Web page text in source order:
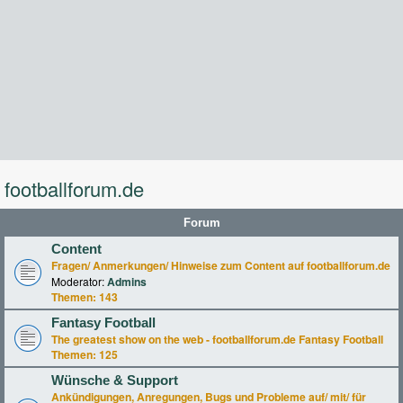
footballforum.de
Forum
Content
Fragen/ Anmerkungen/ Hinweise zum Content auf footballforum.de
Moderator:Admins
Themen: 143
Fantasy Football
The greatest show on the web - footballforum.de Fantasy Football
Themen: 125
Wünsche & Support
Ankündigungen, Anregungen, Bugs und Probleme auf/ mit/ für